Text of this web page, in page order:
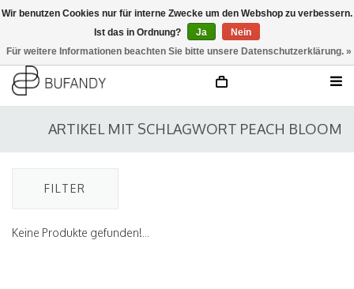
ARTIKEL MIT SCHLAGWORT PEACH BLOOM
FILTER
Keine Produkte gefunden!...
Wir benutzen Cookies nur für interne Zwecke um den Webshop zu verbessern.
Ist das in Ordnung?
Ja
Nein
Für weitere Informationen beachten Sie bitte unsere Datenschutzerklärung. »